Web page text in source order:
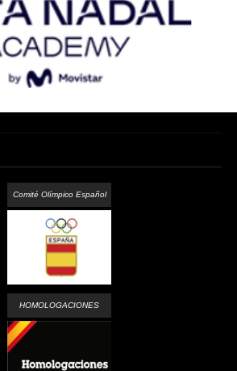
Comité Olímpico Español
HOMOLOGACIONES